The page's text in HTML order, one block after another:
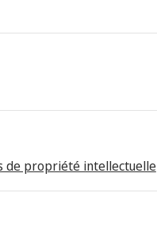
de propriété intellectuelle